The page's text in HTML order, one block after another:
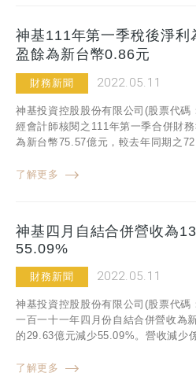
神基111年第一季稅後淨
盈餘為新台幣0.86元
財務新聞 2022.05.11
神基投資控股股份有限公司(股票代
經會計師核閱之111年第一季合併財
為新台幣75.57億元，較去年同期之
了解更多
神基四月自結合併營收為
55.09%
財務新聞 2022.05.11
神基投資控股股份有限公司(股票代
一百一十一年四月份自結合併營收為
的29.63億元減少55.09%。營收減少
了解更多